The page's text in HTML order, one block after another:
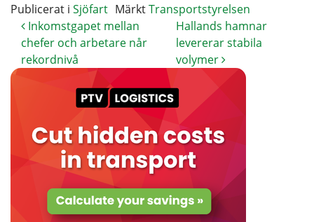
Publicerat i Sjöfart MärktTransportstyrelsen
Inkomstgapet mellan
chefer och arbetare når
rekordnivå
Hallands hamnar
levererar stabila
volymer